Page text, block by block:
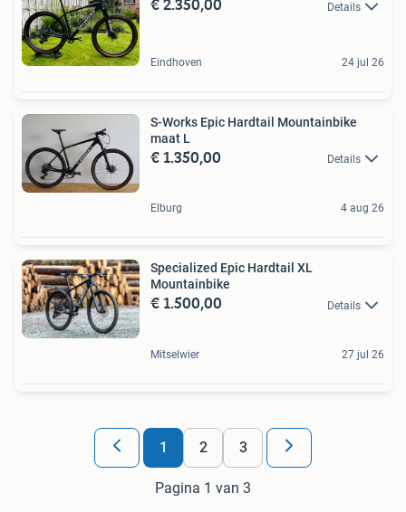
Details
Eindhoven 24 jul 26
S-Works Epic Hardtail Mountainbike
maat L
€ 1.350,00 Details
Elburg 4 aug 26
Specialized Epic Hardtail XL
Mountainbike
€ 1.500,00 Details
Mitselwier 27 jul 26
1 2 3
Pagina 1 van 3